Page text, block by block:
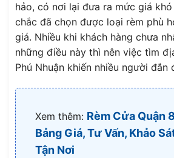
hảo, có nơi lại đưa ra mức giá
chắc đã chọn được loại rèm phù
giá. Nhiều khi khách hàng chưa
những điều này thì nên việc tìm
Phú Nhuận khiến nhiều người đắn
Xem thêm: Rèm Cửa Quận
Bảng Giá, Tư Vấn, Khảo
Tận Nơi